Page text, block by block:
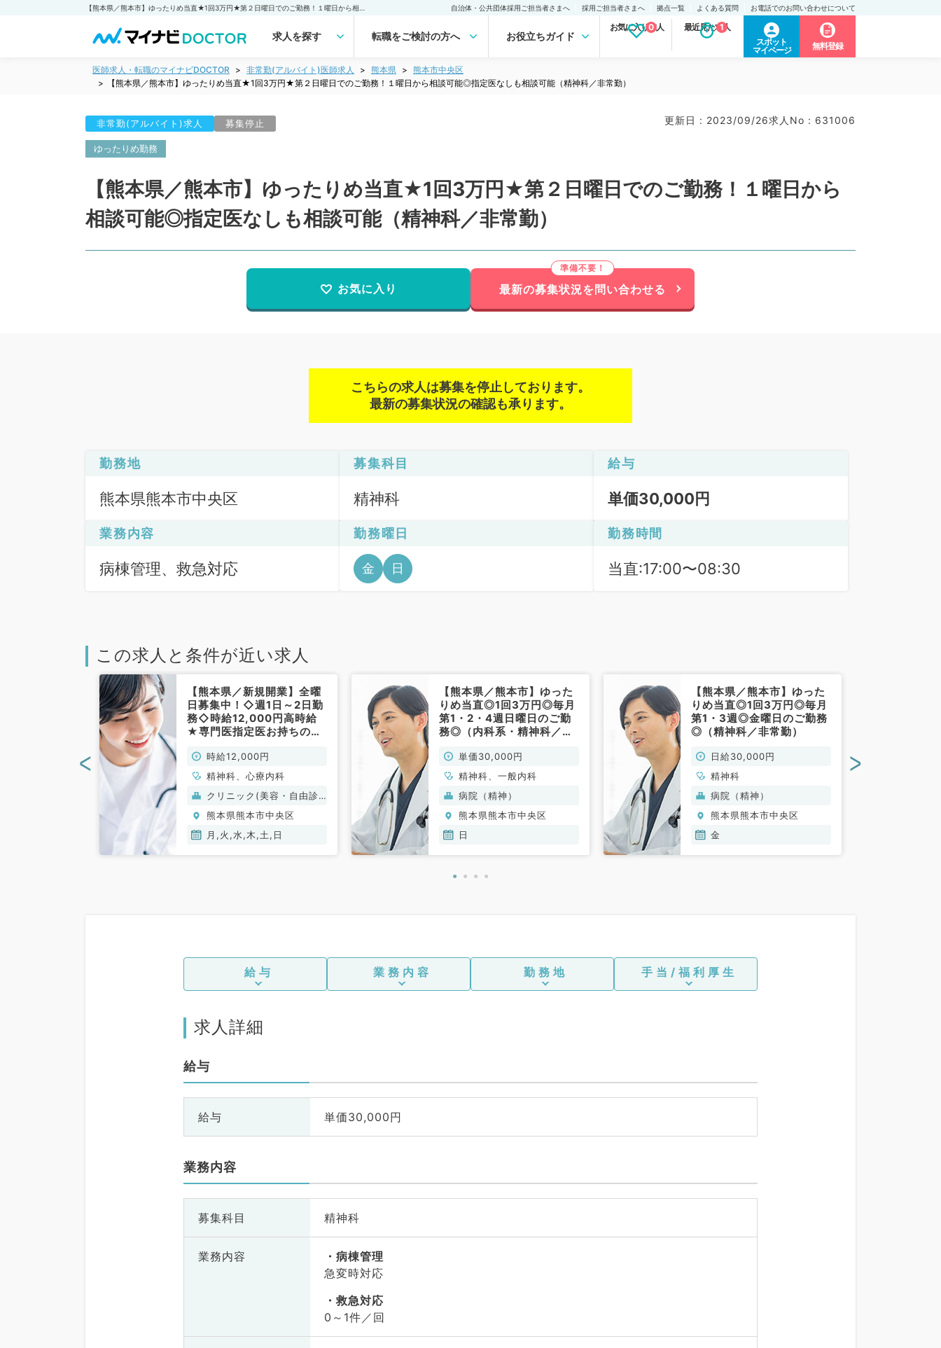
自治体・公共団体採用ご担当者さまへ 採用ご担当者さまへ 拠点一覧 よくある質問 お電話でのお問い合わせについて
求人を探す 転職をご検討の方へ お役立ちガイド
お気に入り求人
0 最近見た求人
1
スポット
マイページ
無料登録
医師求人・転職のマイナビDOCTOR 非常勤(アルバイト)医師求人 熊本県
熊本市中央区
【熊本県／熊本市】ゆったりめ当直★1回3万円★第２日曜日でのご勤務！１曜日から相談可能◎指定医なしも相談可能（精神科／非常勤）
非常勤(アルバイト)求人 募集停止 更新日 : 2023/09/26求人No : 631006
ゆったりめ勤務
【熊本県／熊本市】ゆったりめ当直★1回3万円★第２日曜日でのご勤務！１曜日から
相談可能◎指定医なしも相談可能（精神科／非常勤）
お気に入り 最新の募集状況を問い合わせる
こちらの求人は募集を停止しております。
最新の募集状況の確認も承ります。
勤務地
熊本県熊本市中央区
募集科目
精神科
給与
単価30,000円
業務内容
病棟管理、救急対応
勤務曜日
金 日
勤務時間
当直:17:00〜08:30
この求人と条件が近い求人
【熊本県／新規開業】全曜
日募集中！◇週1日～2日勤
務◇時給12,000円高時給
★専門医指定医お持ちの場
り駅から徒歩圏内のクリニ
ックにて外来、問診のお仕
事です（心療内科・精神科
／非常勤）
時給12,000円
精神科、心療内科
クリニック(美容・自由診
療）
熊本県熊本市中央区
月,火,水,木,土,日
【熊本県／熊本市】ゆった
りめ当直◎1回3万円◎毎月
第1・2・4週日曜日のご勤
務◎（内科系・精神科／非
単価30,000円
精神科、一般内科
病院（精神）
熊本県熊本市中央区
日
【熊本県／熊本市】ゆった
りめ当直◎1回3万円◎毎月
第1・3週◎金曜日のご勤務
◎（精神科／非常勤）
日給30,000円
精神科
病院（精神）
熊本県熊本市中央区
金
< >
給与 業務内容 勤務地 手当/福利厚生
求人詳細
給与
給与 単価30,000円
業務内容
募集科目 精神科
業務内容
病棟管理
急変時対応
救急対応
0～1件／回